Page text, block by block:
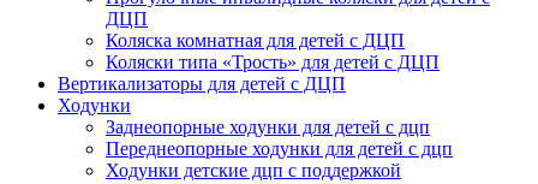
ДЦП
Коляска комнатная для детей с ДЦП
Коляски типа «Трость» для детей с ДЦП
Вертикализаторы для детей с ДЦП
Ходунки
Заднеопорные ходунки для детей с дцп
Переднеопорные ходунки для детей с дцп
Ходунки детские дцп с поддержкой